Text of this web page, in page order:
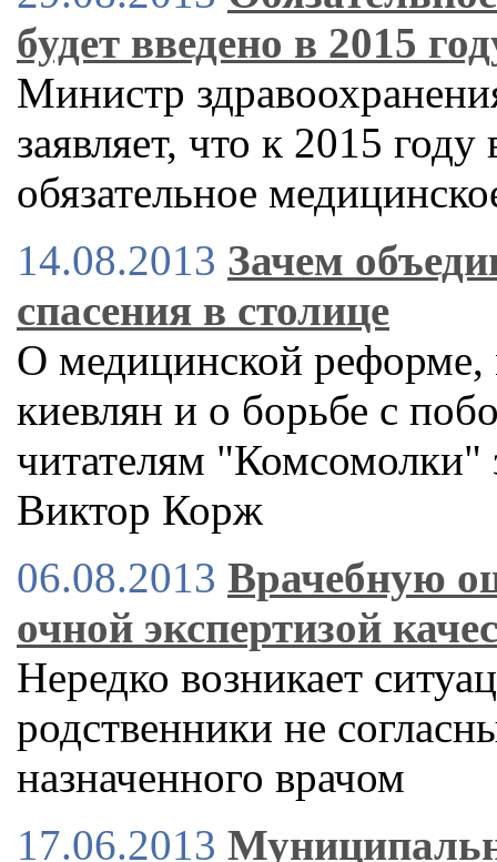
будет введено в 2015
Министр
заявляет, что к 2015 году
обязательное
14.08.2013 Зачем
спасения в столице
О медицинской реформе,
киевлян и о борьбе с
читателям "Комсомолки"
Виктор Корж
06.08.2013 Врачебную
очной экспертизой
Нередко возникает
родственники не
назначенного врачом
17.06.2013